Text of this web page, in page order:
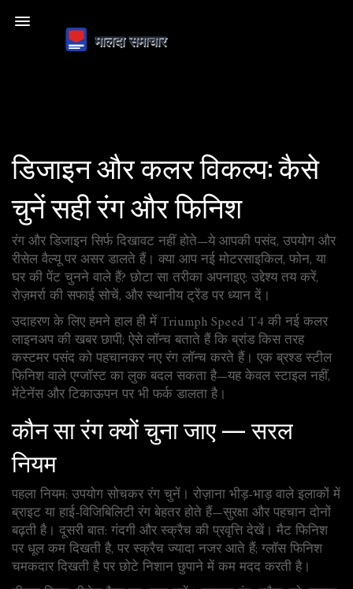
डिजाइन और कलर विकल्प: कैसे
चुनें सही रंग और फिनिश
रंग और डिजाइन सिर्फ दिखावट नहीं होते—ये आपकी पसंद, उपयोग और
रीसेल वैल्यू पर असर डालते हैं। क्या आप नई मोटरसाइकिल, फोन, या
घर की पेंट चुनने वाले हैं? छोटा सा तरीका अपनाइए: उद्देश्य तय करें,
रोज़मर्रा की सफाई सोचें, और स्थानीय ट्रेंड पर ध्यान दें।
उदाहरण के लिए हमने हाल ही में Triumph Speed T4 की नई कलर
लाइनअप की खबर छापी; ऐसे लॉन्च बताते हैं कि ब्रांड किस तरह
कस्टमर पसंद को पहचानकर नए रंग लॉन्च करते हैं। एक ब्रश्ड स्टील
फिनिश वाले एग्जॉस्ट का लुक बदल सकता है—यह केवल स्टाइल नहीं,
मेंटेनेंस और टिकाऊपन पर भी फर्क डालता है।
कौन सा रंग क्यों चुना जाए — सरल
नियम
पहला नियम: उपयोग सोचकर रंग चुनें। रोज़ाना भीड़-भाड़ वाले इलाकों में
ब्राइट या हाई-विजिबिलिटी रंग बेहतर होते हैं—सुरक्षा और पहचान दोनों
बढ़ती है। दूसरी बात: गंदगी और स्क्रैच की प्रवृत्ति देखें। मैट फिनिश
पर धूल कम दिखती है, पर स्क्रैच ज्यादा नजर आते हैं; ग्लॉस फिनिश
चमकदार दिखती है पर छोटे निशान छुपाने में कम मदद करती है।